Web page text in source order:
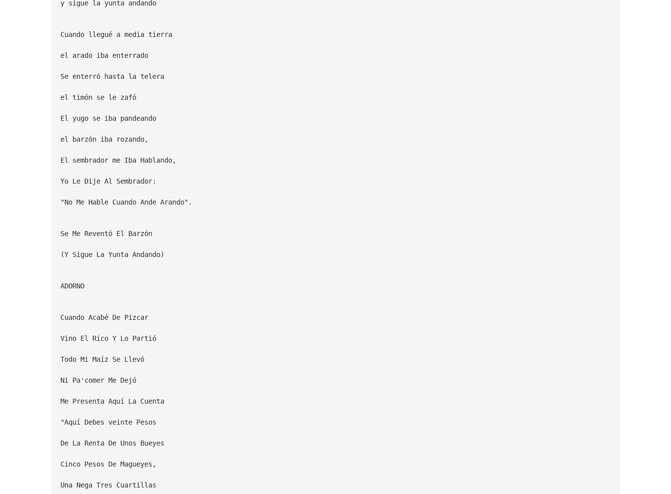
y sigue la yunta andando
Cuando llegué a media tierra
el arado iba enterrado
Se enterró hasta la telera
el timón se le zafó
El yugo se iba pandeando
el barzón iba rozando,
El sembrador me Iba Hablando,
Yo Le Dije Al Sembrador:
"No Me Hable Cuando Ande Arando".
Se Me Reventó El Barzón
(Y Sigue La Yunta Andando)
ADORNO
Cuando Acabé De Pizcar
Vino El Rico Y Lo Partió
Todo Mi Maíz Se Llevó
Ni Pa'comer Me Dejó
Me Presenta Aquí La Cuenta
"Aquí Debes veinte Pesos
De La Renta De Unos Bueyes
Cinco Pesos De Magueyes,
Una Nega Tres Cuartillas